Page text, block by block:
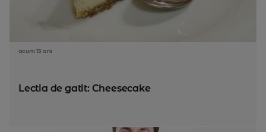
acum 13 ani
Lectia de gatit: Cheesecake